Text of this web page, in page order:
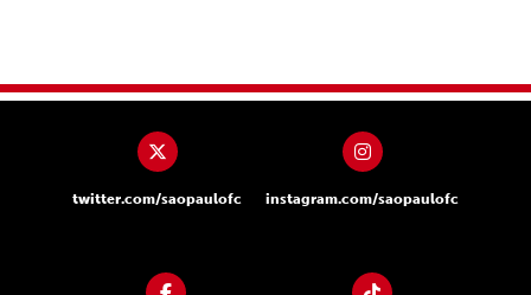
twitter.com/saopaulofc instagram.com/saopaulofc